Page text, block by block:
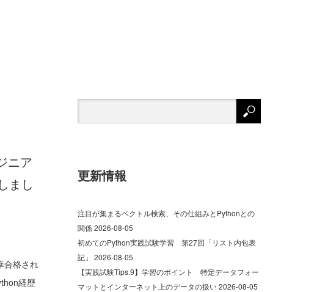
ニア
まし
合格され
経歴
更新情報
注目が集まるベクトル検索、その仕組みとPythonとの
関係2026-08-05
初めてのPython実践試験学習 第27回「リスト内包表
記」 2026-08-05
【実践試験Tips.9】学習のポイント 特定データフォー
マットとインターネット上のデータの扱い2026-08-05